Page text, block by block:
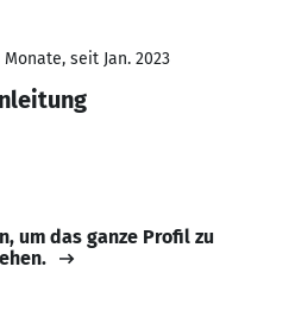
seit Jan. 2023
um das ganze Profil zu